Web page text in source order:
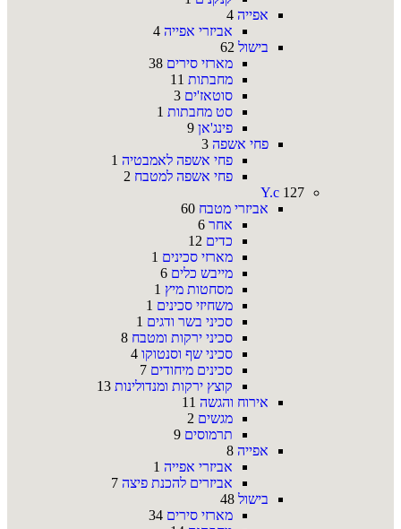
אפייה 4
אביזרי אפייה 4
בישול 62
מארזי סירים 38
מחבתות 11
סוטאז'ים 3
סט מחבתות 1
פינג'אן 9
פחי אשפה 3
פחי אשפה לאמבטיה 1
פחי אשפה למטבח 2
Y.c 127
אביזרי מטבח 60
אחר 6
כדים 12
מארזי סכינים 1
מייבש כלים 6
מסחטות מיץ 1
משחיזי סכינים 1
סכיני בשר ודגים 1
סכיני ירקות ומטבח 8
סכיני שף וסנטוקו 4
סכינים מיחודים 7
קוצץ ירקות ומנדולינות 13
אירוח והגשה 11
מגשים 2
תרמוסים 9
אפייה 8
אביזרי אפייה 1
אביזרים להכנת פיצה 7
בישול 48
מארזי סירים 34